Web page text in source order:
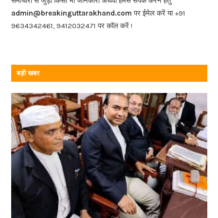
o
k
admin@breakinguttarakhand.com पर ईमेल करें या +91
9634342461, 9412032471 पर कॉल करें !
बड़ी खबर